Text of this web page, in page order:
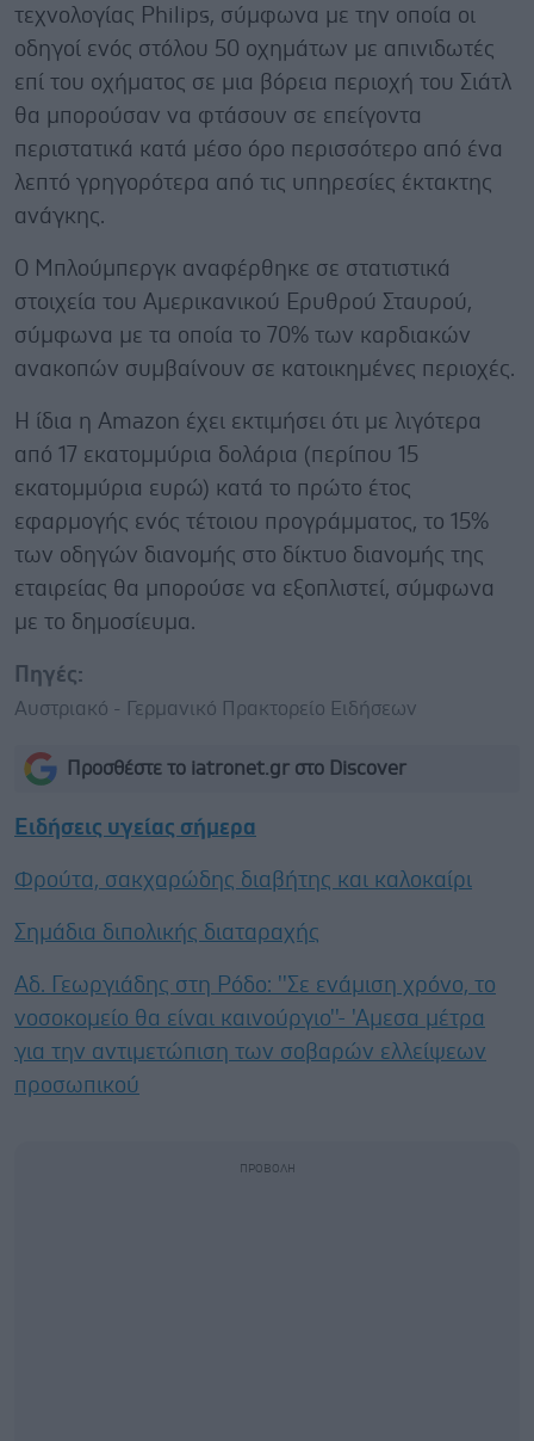
τεχνολογίας Philips, σύμφωνα με την οποία οι
οδηγοί ενός στόλου 50 οχημάτων με απινιδωτές
επί του οχήματος σε μια βόρεια περιοχή του Σιάτλ
θα μπορούσαν να φτάσουν σε επείγοντα
περιστατικά κατά μέσο όρο περισσότερο από ένα
λεπτό γρηγορότερα από τις υπηρεσίες έκτακτης
ανάγκης.
Ο Μπλούμπεργκ αναφέρθηκε σε στατιστικά
στοιχεία του Αμερικανικού Ερυθρού Σταυρού,
σύμφωνα με τα οποία το 70% των καρδιακών
ανακοπών συμβαίνουν σε κατοικημένες περιοχές.
Η ίδια η Amazon έχει εκτιμήσει ότι με λιγότερα
από 17 εκατομμύρια δολάρια (περίπου 15
εκατομμύρια ευρώ) κατά το πρώτο έτος
εφαρμογής ενός τέτοιου προγράμματος, το 15%
των οδηγών διανομής στο δίκτυο διανομής της
εταιρείας θα μπορούσε να εξοπλιστεί, σύμφωνα
με το δημοσίευμα.
Πηγές:
Αυστριακό - Γερμανικό Πρακτορείο Ειδήσεων
Προσθέστε το iatronet.gr στο Discover
Ειδήσεις υγείας σήμερα
Φρούτα, σακχαρώδης διαβήτης και καλοκαίρι
Σημάδια διπολικής διαταραχής
Αδ. Γεωργιάδης στη Ρόδο: ''Σε ενάμιση χρόνο, το
νοσοκομείο θα είναι καινούργιο''- 'Αμεσα μέτρα
για την αντιμετώπιση των σοβαρών ελλείψεων
προσωπικού